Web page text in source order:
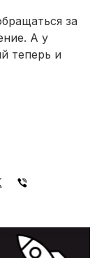
за
А у
теперь и